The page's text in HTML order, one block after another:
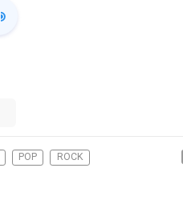
POP ROCK